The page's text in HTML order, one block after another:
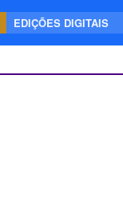
EDIÇÕES DIGITAIS